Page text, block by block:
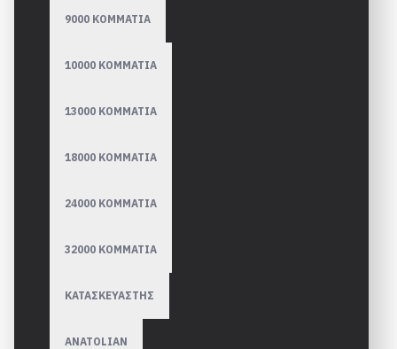
9000 ΚΟΜΜΑΤΙΑ
10000 ΚΟΜΜΑΤΙΑ
13000 ΚΟΜΜΑΤΙΑ
18000 ΚΟΜΜΑΤΙΑ
24000 ΚΟΜΜΑΤΙΑ
32000 ΚΟΜΜΑΤΙΑ
ΚΑΤΑΣΚΕΥΑΣΤΗΣ
ANATOLIAN